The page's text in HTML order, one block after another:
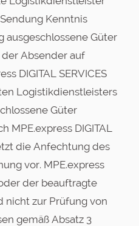
Kenntnis
ausgeschlossene Güter
Absender auf
DIGITAL SERVICES
Logistikdienstleisters
Güter
MPE.express DIGITAL
die Anfechtung des
vor. MPE.express
oder der beauftragte
nicht zur Prüfung von
gemäß Absatz 3